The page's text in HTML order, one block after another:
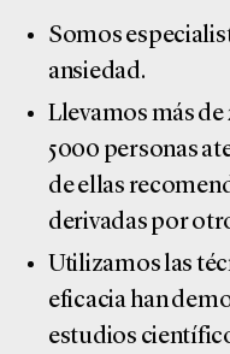
Somos
ansiedad.
Llevamos más de
5000 personas
de ellas
derivadas por
Utilizamos las
eficacia han
estudios